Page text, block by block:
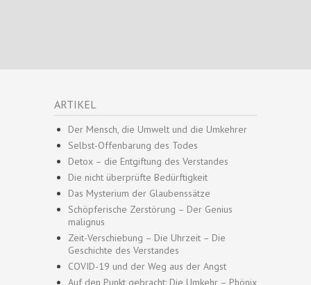
ARTIKEL
Der Mensch, die Umwelt und die Umkehrer
Selbst-Offenbarung des Todes
Detox – die Entgiftung des Verstandes
Die nicht überprüfte Bedürftigkeit
Das Mysterium der Glaubenssätze
Schöpferische Zerstörung – Der Genius
malignus
Zeit-Verschiebung – Die Uhrzeit – Die
Geschichte des Verstandes
COVID-19 und der Weg aus der Angst
Auf den Punkt gebracht: Die Umkehr – Phönix